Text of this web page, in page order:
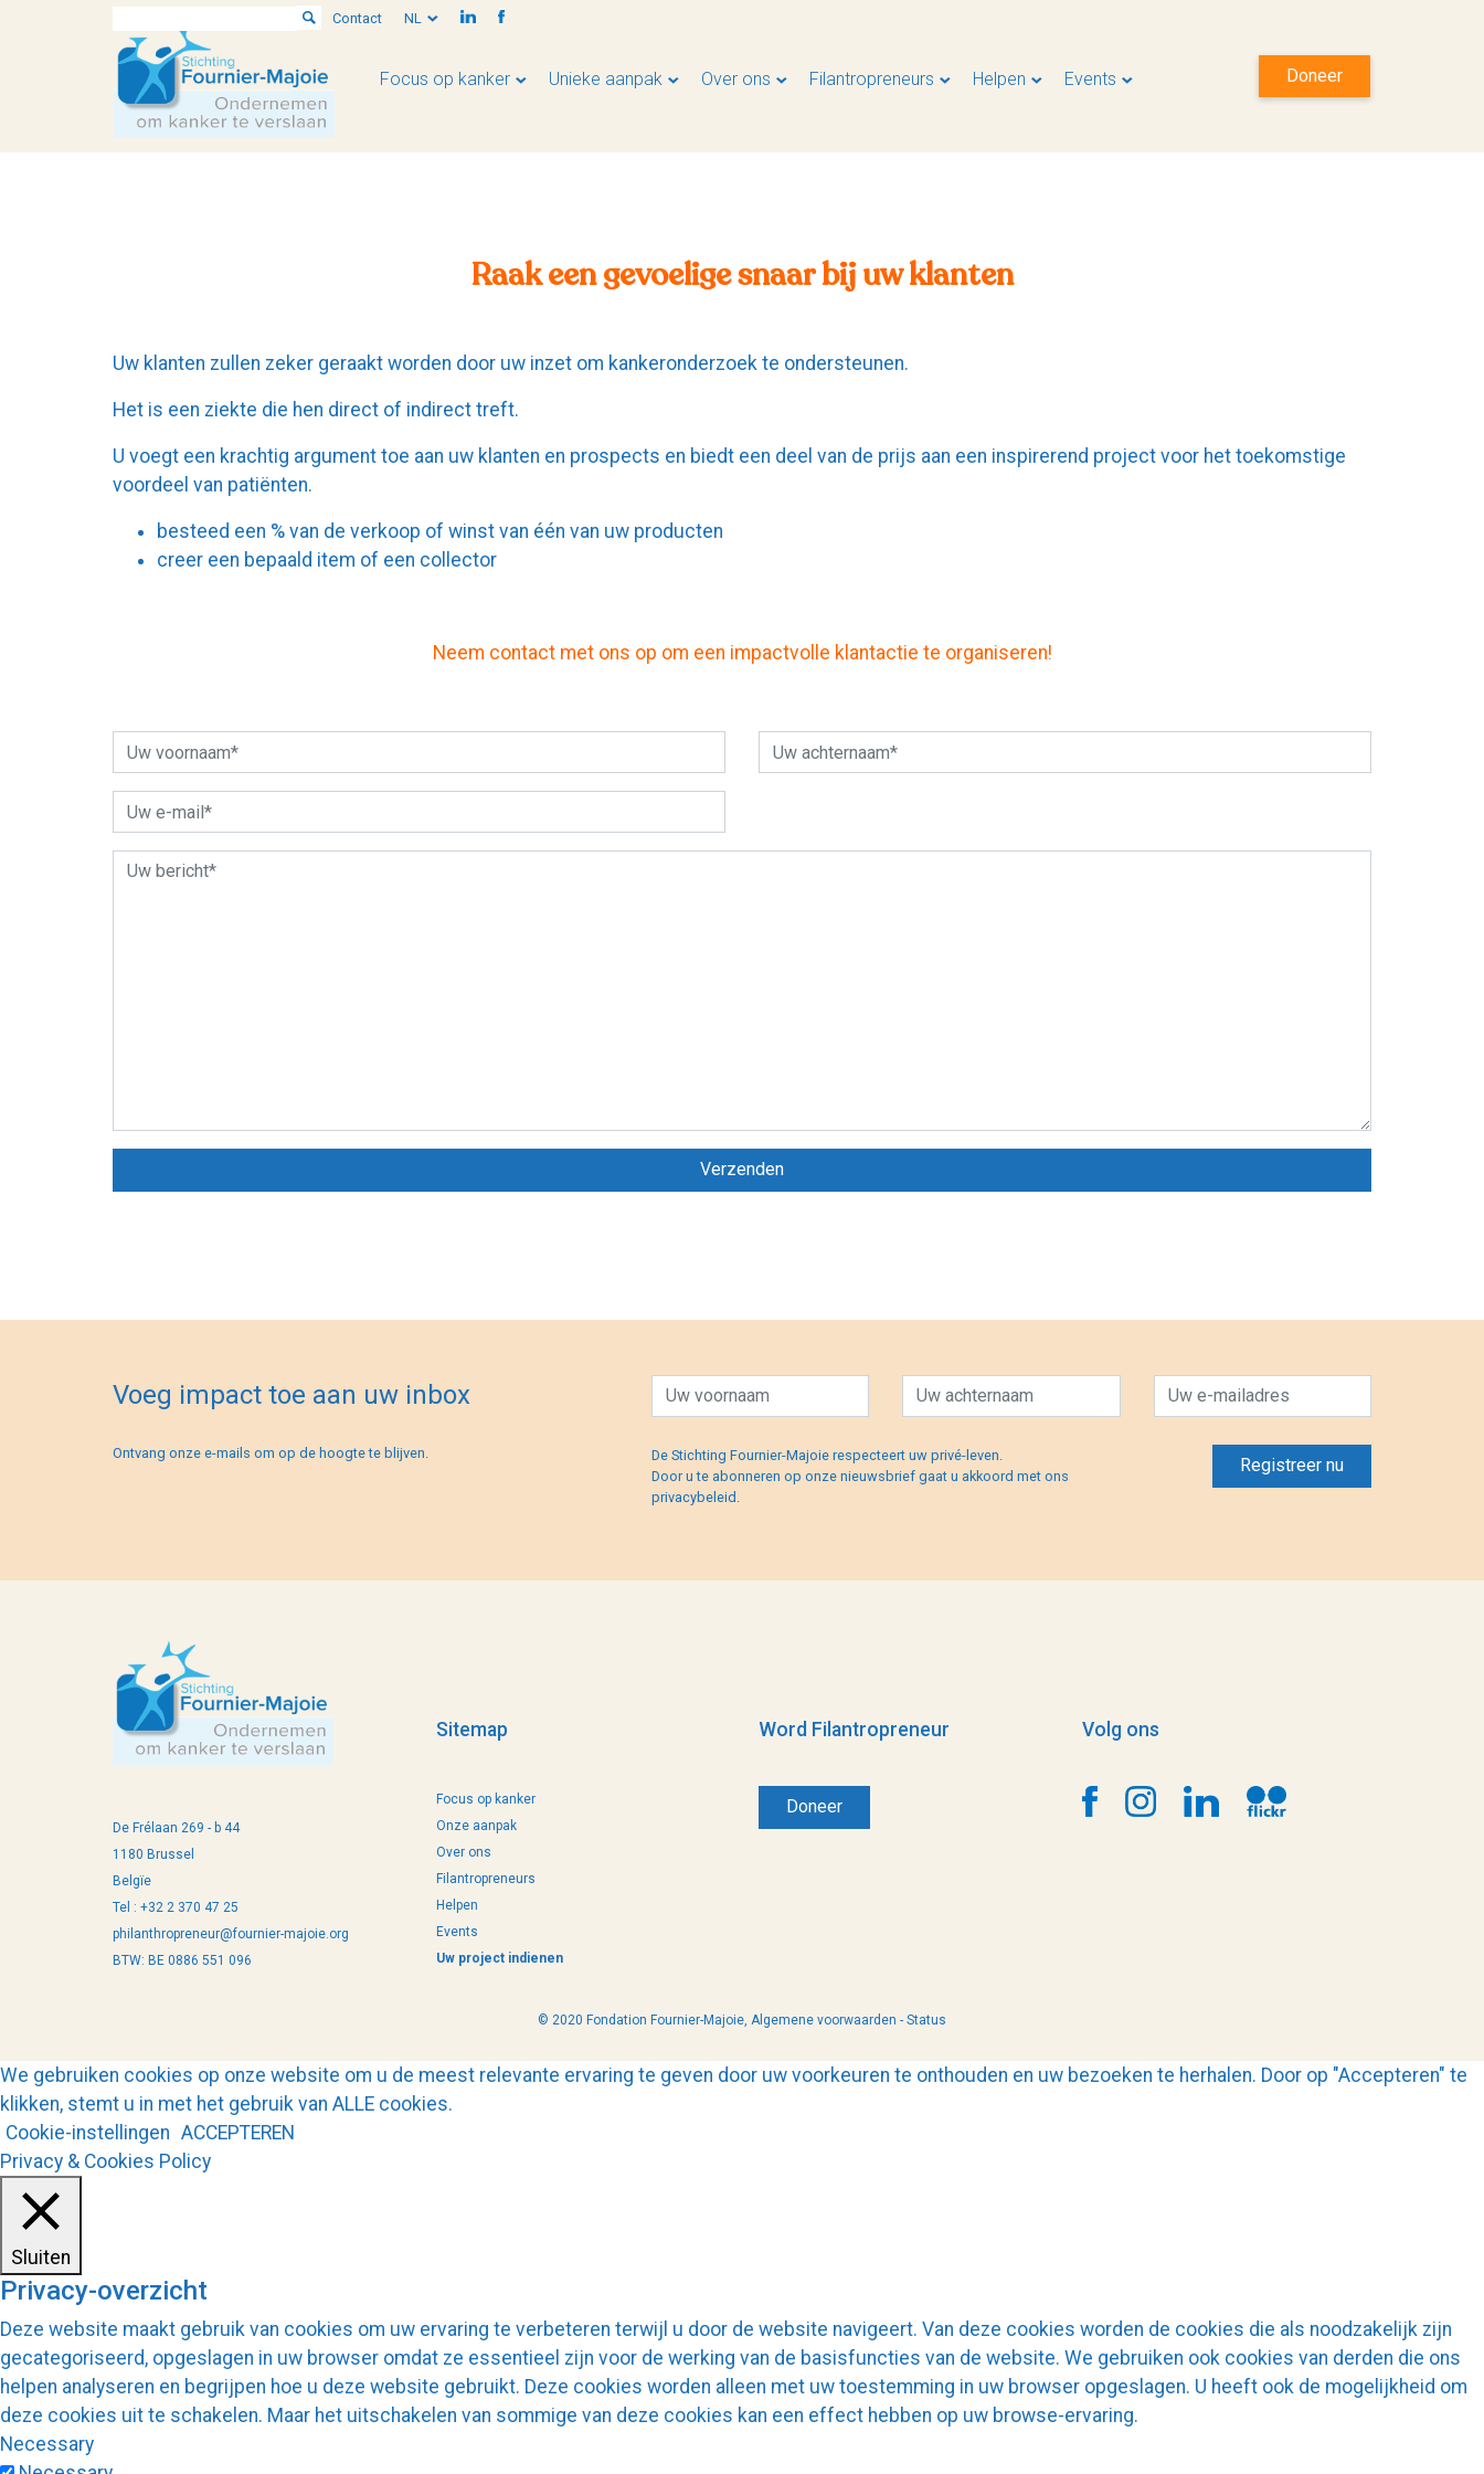
Focus op kanker Unieke aanpak Over ons Filantropreneurs Helpen Events
Contact NL
Doneer
Raak een gevoelige snaar bij uw klanten
Uw klanten zullen zeker geraakt worden door uw inzet om kankeronderzoek te ondersteunen.
Het is een ziekte die hen direct of indirect treft.
U voegt een krachtig argument toe aan uw klanten en prospects en biedt een deel van de prijs aan een inspirerend project voor het toekomstige
voordeel van patiënten.
besteed een % van de verkoop of winst van één van uw producten
creer een bepaald item of een collector
Neem contact met ons op om een impactvolle klantactie te organiseren!
Voeg impact toe aan uw inbox
Ontvang onze e-mails om op de hoogte te blijven.
De Stichting Fournier-Majoie respecteert uw privé-leven.
Door u te abonneren op onze nieuwsbrief gaat u akkoord met ons
privacybeleid.
De Frélaan 269 - b 44
1180 Brussel
Belgïe
Tel : +32 2 370 47 25
philanthropreneur@fournier-majoie.org
BTW: BE 0886 551 096
Sitemap
Focus op kanker
Onze aanpak
Over ons
Filantropreneurs
Helpen
Events
Uw project indienen
Word Filantropreneur
Doneer
Volg ons
© 2020 Fondation Fournier-Majoie, Algemene voorwaarden - Status
We gebruiken cookies op onze website om u de meest relevante ervaring te geven door uw voorkeuren te onthouden en uw bezoeken te herhalen. Door op "Accepteren" te
klikken, stemt u in met het gebruik van ALLE cookies.
Cookie-instellingen ACCEPTEREN
Privacy & Cookies Policy
Sluiten
Privacy-overzicht
Deze website maakt gebruik van cookies om uw ervaring te verbeteren terwijl u door de website navigeert. Van deze cookies worden de cookies die als noodzakelijk zijn
gecategoriseerd, opgeslagen in uw browser omdat ze essentieel zijn voor de werking van de basisfuncties van de website. We gebruiken ook cookies van derden die ons
helpen analyseren en begrijpen hoe u deze website gebruikt. Deze cookies worden alleen met uw toestemming in uw browser opgeslagen. U heeft ook de mogelijkheid om
deze cookies uit te schakelen. Maar het uitschakelen van sommige van deze cookies kan een effect hebben op uw browse-ervaring.
Necessary